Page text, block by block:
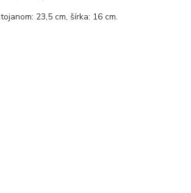
23,5 cm, šírka: 16 cm.